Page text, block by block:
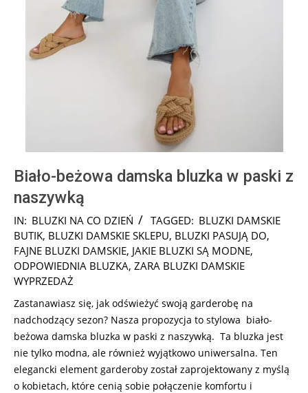
Biało-beżowa damska bluzka w paski z
naszywką
2025-
08-
31
IN: BLUZKI NA CO DZIEŃ TAGGED: BLUZKI DAMSKIE
BUTIK, BLUZKI DAMSKIE SKLEPU, BLUZKI PASUJĄ DO,
FAJNE BLUZKI DAMSKIE, JAKIE BLUZKI SĄ MODNE,
ODPOWIEDNIA BLUZKA, ZARA BLUZKI DAMSKIE
WYPRZEDAŻ
Zastanawiasz się, jak odświeżyć swoją garderobę na
nadchodzący sezon? Nasza propozycja to stylowa biało-
beżowa damska bluzka w paski z naszywką. Ta bluzka jest
nie tylko modna, ale również wyjątkowo uniwersalna. Ten
elegancki element garderoby został zaprojektowany z myślą
o kobietach, które cenią sobie połączenie komfortu i